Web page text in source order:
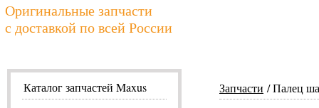
Оригинальные запчасти
с доставкой по всей России
Запчасти Палец
Каталог запчастей Maxus